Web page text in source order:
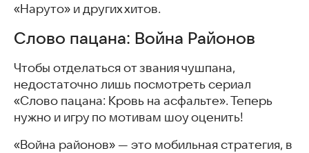
Бригада: Игра про русские машины
Часто задаваемые вопросы
«Наруто» и других хитов.
Слово пацана: Война Районов
Чтобы отделаться от звания чушпана,
недостаточно лишь посмотреть сериал
«Слово пацана: Кровь на асфальте». Теперь
нужно и игру по мотивам шоу оценить!
«Война районов» — это мобильная стратегия, в